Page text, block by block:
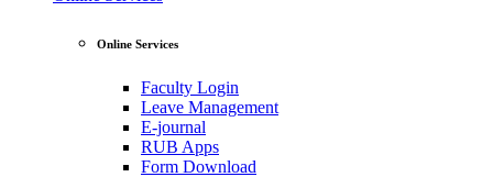
Online Services
Faculty Login
Leave Management
E-journal
RUB Apps
Form Download